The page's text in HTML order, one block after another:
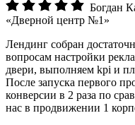
Богдан
«Дверной центр №1»
Лендинг собран
вопросам настройки
двери, выполняем kpi и
После запуска первого
конверсии в 2 раза по
нас в продвижении 1